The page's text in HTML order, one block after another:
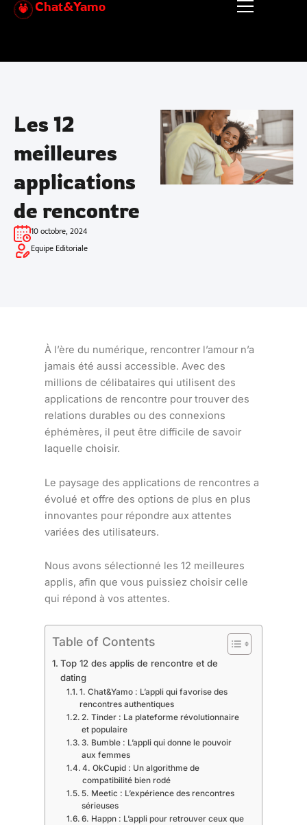
Aller
Chat&Yamo
Les 12
meilleures
applications
de rencontre
10 octobre, 2024
Equipe Editoriale
À l’ère du numérique, rencontrer l’amour n’a
jamais été aussi accessible. Avec des
millions de célibataires qui utilisent des
applications de rencontre pour trouver des
relations durables ou des connexions
éphémères, il peut être difficile de savoir
laquelle choisir.
Le paysage des applications de rencontres a
évolué et offre des options de plus en plus
innovantes pour répondre aux attentes
variées des utilisateurs.
Nous avons sélectionné les 12 meilleures
applis, afin que vous puissiez choisir celle
qui répond à vos attentes.
Table of Contents
Top 12 des applis de rencontre et de
dating
1. Chat&Yamo : L’appli qui favorise des
rencontres authentiques
2. Tinder : La plateforme révolutionnaire
et populaire
3. Bumble : L’appli qui donne le pouvoir
aux femmes
4. OkCupid : Un algorithme de
compatibilité bien rodé
5. Meetic : L’expérience des rencontres
sérieuses
6. Happn : L’appli pour retrouver ceux que